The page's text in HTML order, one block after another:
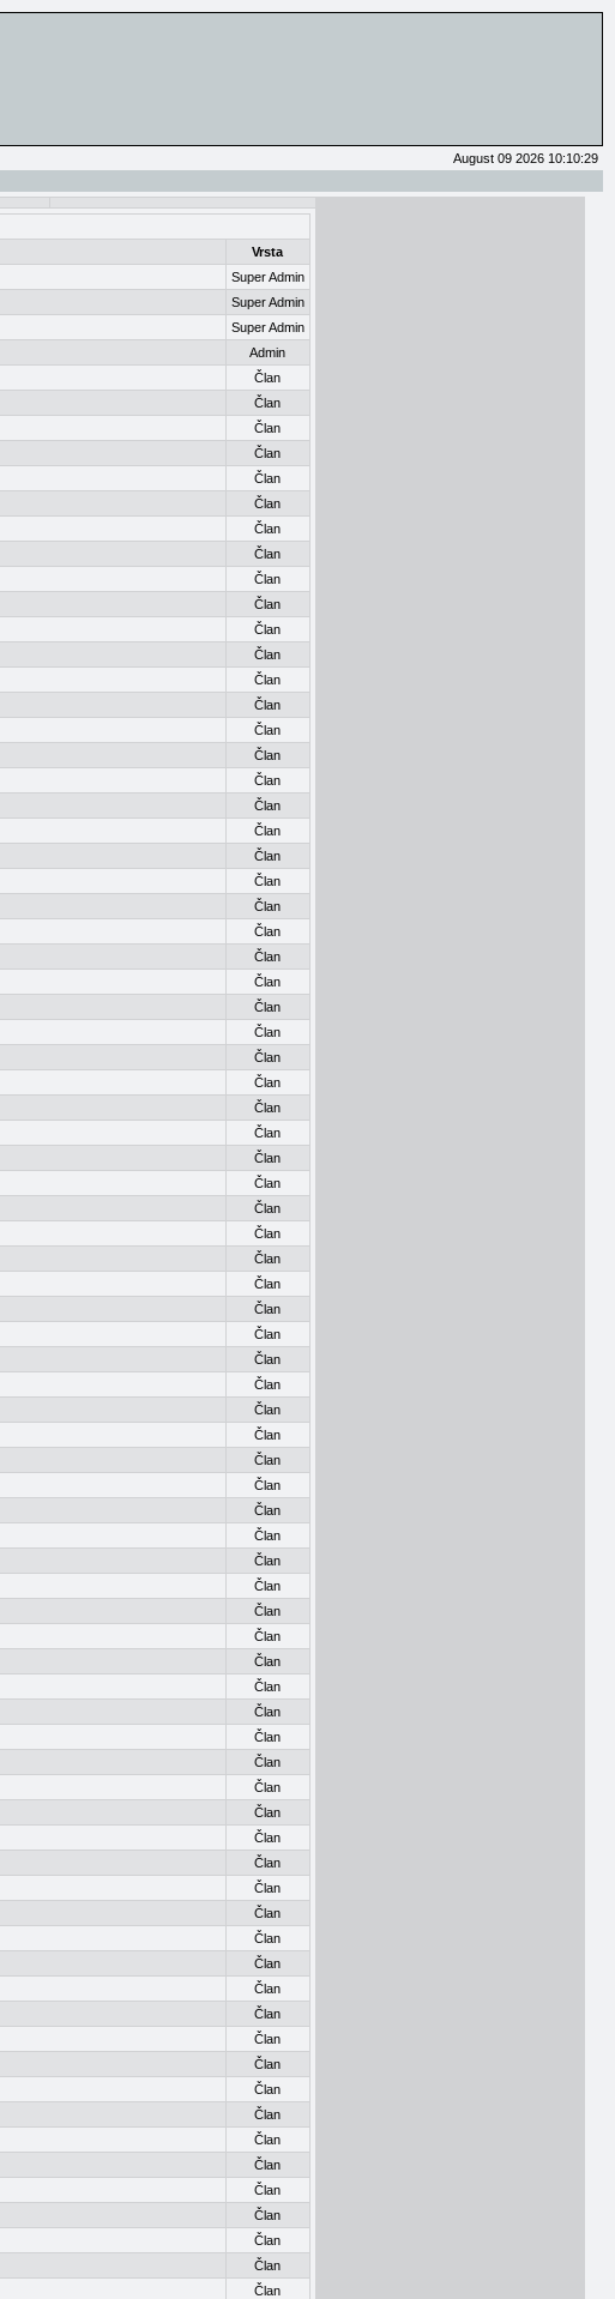
August 09 2026 10:10:29
Vrsta
Super Admin
Super Admin
Super Admin
Admin
Član
Član
Član
Član
Član
Član
Član
Član
Član
Član
Član
Član
Član
Član
Član
Član
Član
Član
Član
Član
Član
Član
Član
Član
Član
Član
Član
Član
Član
Član
Član
Član
Član
Član
Član
Član
Član
Član
Član
Član
Član
Član
Član
Član
Član
Član
Član
Član
Član
Član
Član
Član
Član
Član
Član
Član
Član
Član
Član
Član
Član
Član
Član
Član
Član
Član
Član
Član
Član
Član
Član
Član
Član
Član
Član
Član
Član